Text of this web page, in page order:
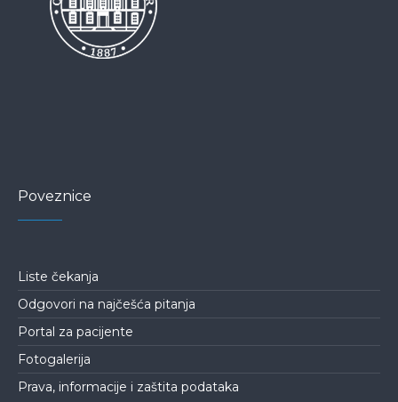
Poveznice
Liste čekanja
Odgovori na najčešća pitanja
Portal za pacijente
Fotogalerija
Prava, informacije i zaštita podataka